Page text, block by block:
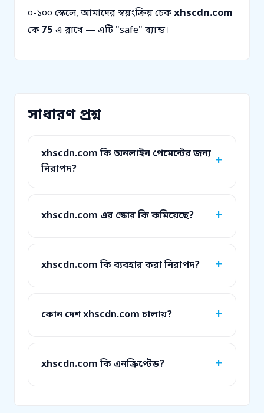
০-১০০ স্কেলে, আমাদের স্বয়ংক্রিয় চেকxhscdn.com
কে 75 এ রাখে — এটি "safe" ব্যান্ড।
সাধারণ প্রশ্ন
xhscdn.com কি অনলাইন পেমেন্টের জন্য
নিরাপদ?
xhscdn.com এর স্কোর কি কমিয়েছে?
xhscdn.com কি ব্যবহার করা নিরাপদ?
কোন দেশ xhscdn.com চালায়?
xhscdn.com কি এনক্রিপ্টেড?